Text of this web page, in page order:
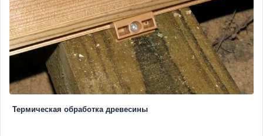
Термическая обработка древесины